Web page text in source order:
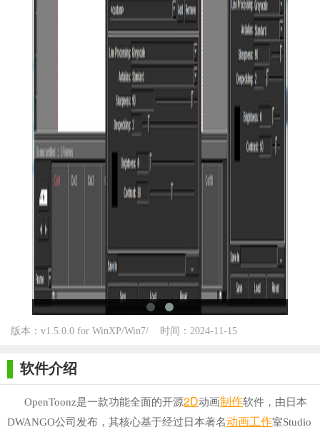
版本：v1.5.0.0 for WinXP/Win7/
时间：2024-11-15
软件介绍
OpenToonz是一款功能全面的开源2D动画制作软件，由日本
DWANGO公司发布，其核心基于经过日本著名动画工作室Studio